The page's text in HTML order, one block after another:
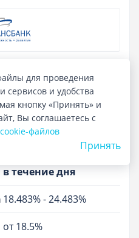
«Залоговый»
до 15 000 000 ₽
в течение дня
18.483%-24.483%
от 18.5%
для проведения
сервисов и удобства
кнопку «Принять» и
Вы соглашаетесь с
файлов
Принять